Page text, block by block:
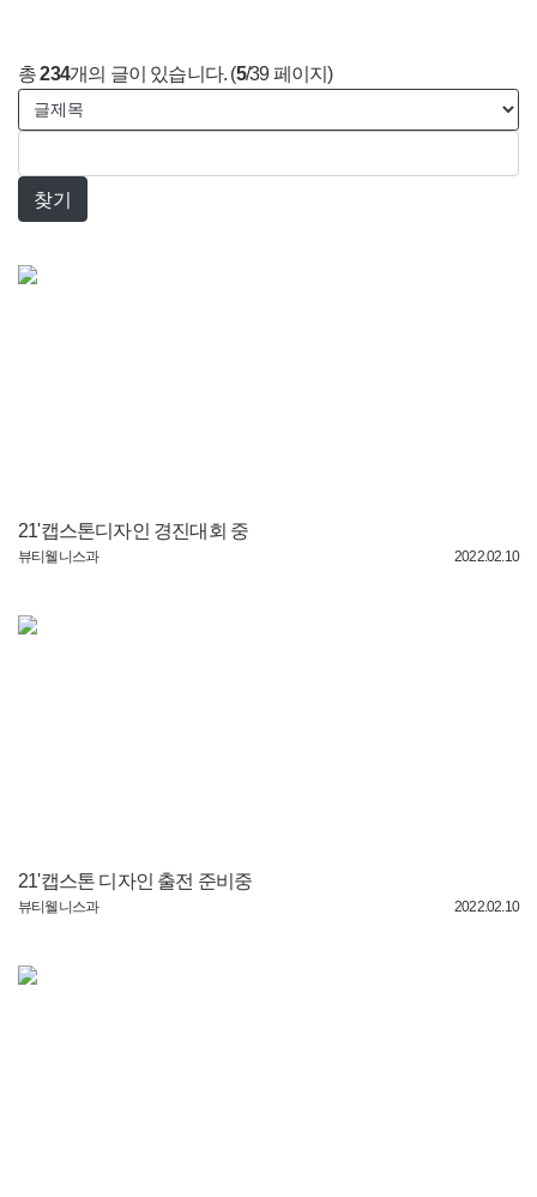
총234개의 글이 있습니다. (5/39 페이지)
21'캡스톤디자인 경진대회 중
뷰티웰니스과 2022.02.10
21'캡스톤 디자인 출전 준비중
뷰티웰니스과 2022.02.10